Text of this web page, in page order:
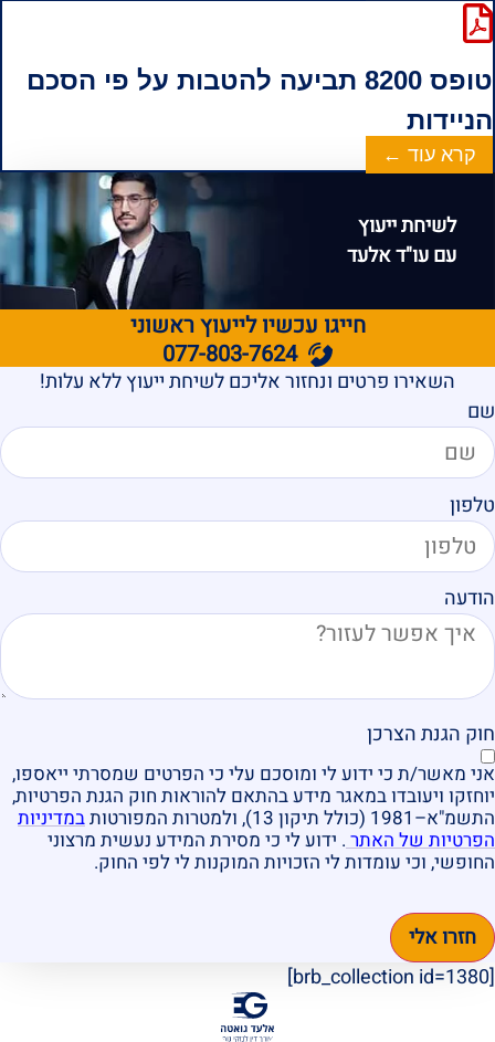
טופס 8200 תביעה להטבות על פי הסכם
הניידות
קרא עוד ←
לשיחת ייעוץ
עם עו"ד אלעד
חייגו עכשיו לייעוץ ראשוני
077-803-7624
השאירו פרטים ונחזור אליכם לשיחת ייעוץ ללא עלות!
שם
טלפון
הודעה
חוק הגנת הצרכן
אני מאשר/ת כי ידוע לי ומוסכם עלי כי הפרטים שמסרתי ייאספו,
יוחזקו ויעובדו במאגר מידע בהתאם להוראות חוק הגנת הפרטיות,
התשמ"א–1981 (כולל תיקון 13), ולמטרות המפורטות
במדיניות
הפרטיות של האתר. ידוע לי כי מסירת המידע נעשית מרצוני
החופשי, וכי עומדות לי הזכויות המוקנות לי לפי החוק.
חזרו אלי
[brb_collection id=1380]